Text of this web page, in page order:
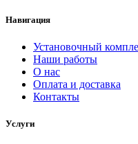
Навигация
Установочный
Наши работы
О нас
Оплата и доставка
Контакты
Услуги